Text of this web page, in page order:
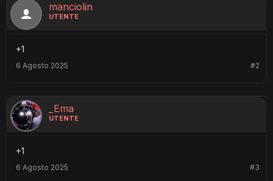
manciolin
UTENTE
+1
#2
6 Agosto 2025
_Ema
UTENTE
+1
#3
6 Agosto 2025